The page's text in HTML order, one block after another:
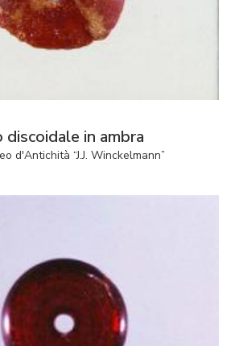
discoidale in ambra
d'Antichità “J.J. Winckelmann”